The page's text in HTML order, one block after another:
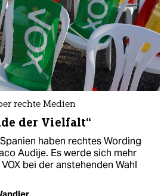
rechte Medien
der Vielfalt“
haben rechtes Wording
Audije. Es werde sich mehr
bei der anstehenden Wahl